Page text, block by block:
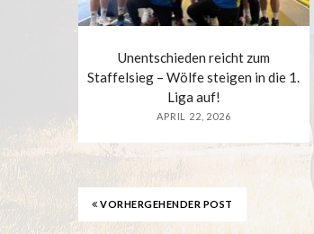
Unentschieden reicht zum
Staffelsieg – Wölfe steigen in die 1.
Liga auf!
APRIL 22, 2026
VORHERGEHENDER POST